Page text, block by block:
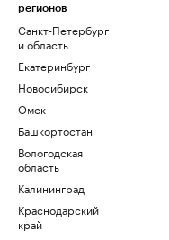
регионов
Санкт-Петербург
и область
Екатеринбург
Новосибирск
Омск
Башкортостан
Вологодская
область
Калининград
Краснодарский
край